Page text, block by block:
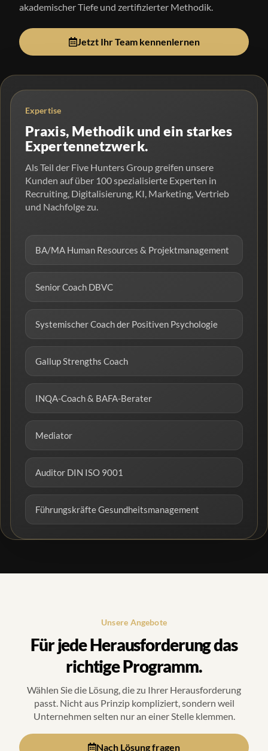
akademischer Tiefe und zertifizierter Methodik.
Jetzt Ihr Team kennenlernen
Expertise
Praxis, Methodik und ein starkes
Expertennetzwerk.
Als Teil der Five Hunters Group greifen unsere
Kunden auf über 100 spezialisierte Experten in
Recruiting, Digitalisierung, KI, Marketing, Vertrieb
und Nachfolge zu.
BA/MA Human Resources & Projektmanagement
Senior Coach DBVC
Systemischer Coach der Positiven Psychologie
Gallup Strengths Coach
INQA-Coach & BAFA-Berater
Mediator
Auditor DIN ISO 9001
Führungskräfte Gesundheitsmanagement
Unsere Angebote
Für jede Herausforderung das
richtige Programm.
Wählen Sie die Lösung, die zu Ihrer Herausforderung
passt. Nicht aus Prinzip kompliziert, sondern weil
Unternehmen selten nur an einer Stelle klemmen.
Nach Lösung fragen